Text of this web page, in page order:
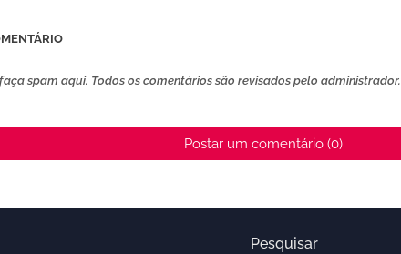
spam aqui. Todos os comentários são revisados ​​pelo administrador.
Postar um comentário (0)
Pesquisar